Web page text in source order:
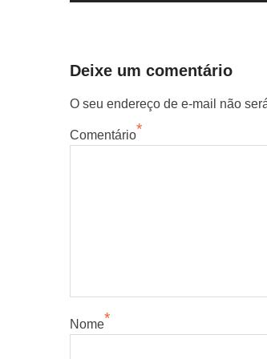
post:
Deixe um comentário
O seu endereço de e-mail não
Comentário*
Nome*